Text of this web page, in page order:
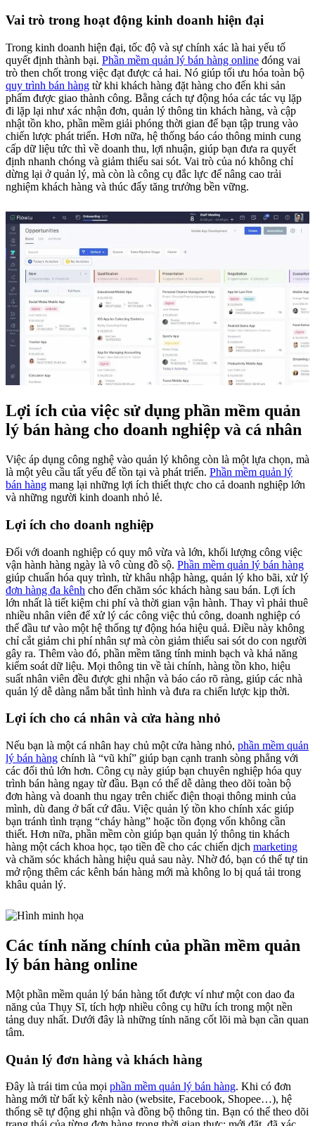
Vai trò trong hoạt động kinh doanh hiện đại
Trong kinh doanh hiện đại, tốc độ và sự chính xác là hai yếu tố
quyết định thành bại. Phần mềm quản lý bán hàng online đóng vai
trò then chốt trong việc đạt được cả hai. Nó giúp tối ưu hóa toàn bộ
quy trình bán hàng từ khi khách hàng đặt hàng cho đến khi sản
phẩm được giao thành công. Bằng cách tự động hóa các tác vụ lặp
đi lặp lại như xác nhận đơn, quản lý thông tin khách hàng, và cập
nhật tồn kho, phần mềm giải phóng thời gian để bạn tập trung vào
chiến lược phát triển. Hơn nữa, hệ thống báo cáo thông minh cung
cấp dữ liệu tức thì về doanh thu, lợi nhuận, giúp bạn đưa ra quyết
định nhanh chóng và giảm thiểu sai sót. Vai trò của nó không chỉ
dừng lại ở quản lý, mà còn là công cụ đắc lực để nâng cao trải
nghiệm khách hàng và thúc đẩy tăng trưởng bền vững.
Lợi ích của việc sử dụng phần mềm quản
lý bán hàng cho doanh nghiệp và cá nhân
Việc áp dụng công nghệ vào quản lý không còn là một lựa chọn, mà
là một yêu cầu tất yếu để tồn tại và phát triển. Phần mềm quản lý
bán hàng mang lại những lợi ích thiết thực cho cả doanh nghiệp lớn
và những người kinh doanh nhỏ lẻ.
Lợi ích cho doanh nghiệp
Đối với doanh nghiệp có quy mô vừa và lớn, khối lượng công việc
vận hành hàng ngày là vô cùng đồ sộ. Phần mềm quản lý bán hàng
giúp chuẩn hóa quy trình, từ khâu nhập hàng, quản lý kho bãi, xử lý
đơn hàng đa kênh cho đến chăm sóc khách hàng sau bán. Lợi ích
lớn nhất là tiết kiệm chi phí và thời gian vận hành. Thay vì phải thuê
nhiều nhân viên để xử lý các công việc thủ công, doanh nghiệp có
thể đầu tư vào một hệ thống tự động hóa hiệu quả. Điều này không
chỉ cắt giảm chi phí nhân sự mà còn giảm thiểu sai sót do con người
gây ra. Thêm vào đó, phần mềm tăng tính minh bạch và khả năng
kiểm soát dữ liệu. Mọi thông tin về tài chính, hàng tồn kho, hiệu
suất nhân viên đều được ghi nhận và báo cáo rõ ràng, giúp các nhà
quản lý dễ dàng nắm bắt tình hình và đưa ra chiến lược kịp thời.
Lợi ích cho cá nhân và cửa hàng nhỏ
Nếu bạn là một cá nhân hay chủ một cửa hàng nhỏ, phần mềm quản
lý bán hàng chính là “vũ khí” giúp bạn cạnh tranh sòng phẳng với
các đối thủ lớn hơn. Công cụ này giúp bạn chuyên nghiệp hóa quy
trình bán hàng ngay từ đầu. Bạn có thể dễ dàng theo dõi toàn bộ
đơn hàng và doanh thu ngay trên chiếc điện thoại thông minh của
mình, dù đang ở bất cứ đâu. Việc quản lý tồn kho chính xác giúp
bạn tránh tình trạng “cháy hàng” hoặc tồn đọng vốn không cần
thiết. Hơn nữa, phần mềm còn giúp bạn quản lý thông tin khách
hàng một cách khoa học, tạo tiền đề cho các chiến dịch marketing
và chăm sóc khách hàng hiệu quả sau này. Nhờ đó, bạn có thể tự tin
mở rộng thêm các kênh bán hàng mới mà không lo bị quá tải trong
khâu quản lý.
Các tính năng chính của phần mềm quản
lý bán hàng online
Một phần mềm quản lý bán hàng tốt được ví như một con dao đa
năng của Thụy Sĩ, tích hợp nhiều công cụ hữu ích trong một nền
tảng duy nhất. Dưới đây là những tính năng cốt lõi mà bạn cần quan
tâm.
Quản lý đơn hàng và khách hàng
Đây là trái tim của mọi phần mềm quản lý bán hàng. Khi có đơn
hàng mới từ bất kỳ kênh nào (website, Facebook, Shopee…), hệ
thống sẽ tự động ghi nhận và đồng bộ thông tin. Bạn có thể theo dõi